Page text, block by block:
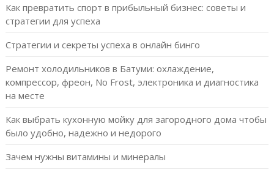
Как превратить спорт в прибыльный бизнес: советы и
стратегии для успеха
Стратегии и секреты успеха в онлайн бинго
Ремонт холодильников в Батуми: охлаждение,
компрессор, фреон, No Frost, электроника и диагностика
на месте
Как выбрать кухонную мойку для загородного дома чтобы
было удобно, надежно и недорого
Зачем нужны витамины и минералы